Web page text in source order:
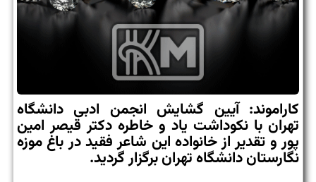
كاراموند: آیین گشایش انجمن ادبی دانشگاه
تهران با نكوداشت یاد و خاطره دكتر قیصر امین
پور و تقدیر از خانواده این شاعر فقید در باغ موزه
نگارستان دانشگاه تهران برگزار گردید.